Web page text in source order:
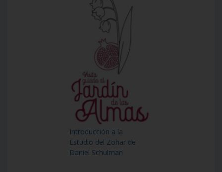
Introducción a la
Estudio del Zohar de
Daniel Schulman